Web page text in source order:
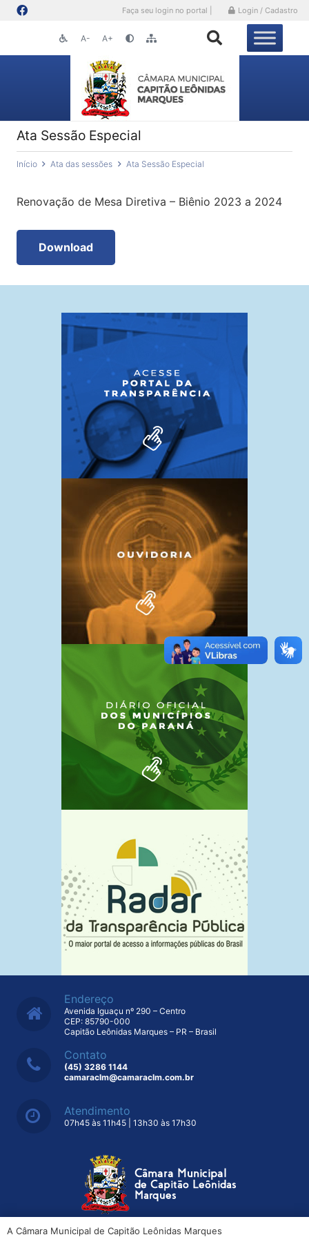
Faça seu login no portal | Login / Cadastro
A- A+
Ata Sessão Especial
Início Ata das sessões Ata Sessão Especial
Renovação de Mesa Diretiva – Biênio 2023 a 2024
Download
Endereço
Avenida Iguaçu nº 290 – Centro
CEP: 85790-000
Capitão Leônidas Marques – PR – Brasil
Contato
(45) 3286 1144
camaraclm@camaraclm.com.br
Atendimento
07h45 às 11h45 | 13h30 às 17h30
A Câmara Municipal de Capitão Leônidas Marques